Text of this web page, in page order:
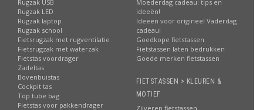
Rugzak USB
Rugzak LED
Rugzak laptop
Rugzak school
Fietsrugzak met rugventilatie
Fietsrugzak met waterzak
Fietstas voordrager
Zadeltas
Bovenbuistas
Cockpit tas
Top tube bag
Fietstas voor pakkendrager
Moederdag cadeau: tips en
ideeën!
Ideeën voor origineel Vaderdag
cadeau!
Goedkope fietstassen
Fietstassen laten bedrukken
Goede merken fietstassen
FIETSTASSEN > KLEUREN &
MOTIEF
Zilveren fietstassen